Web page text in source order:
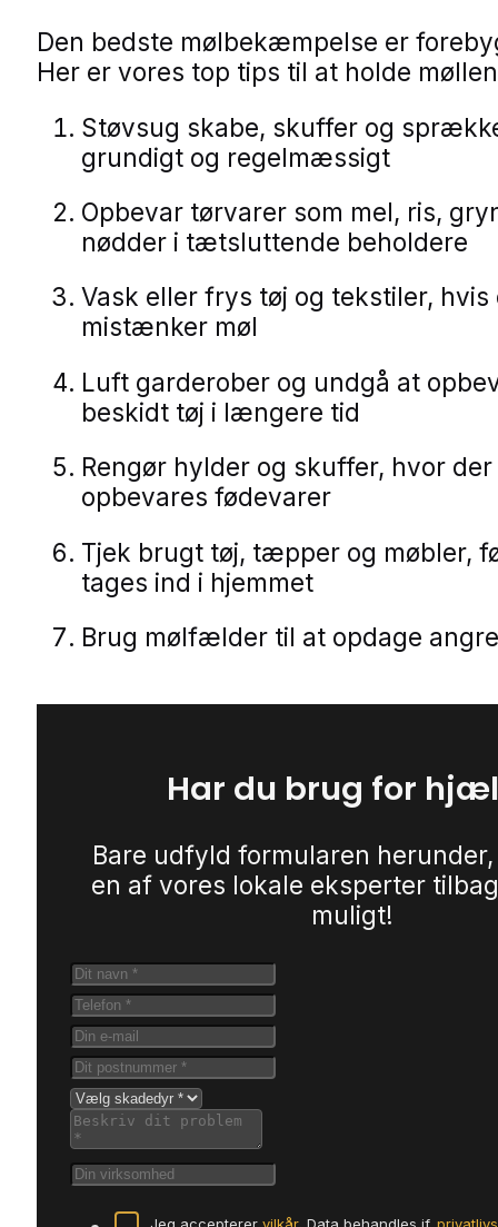
Den bedste mølbekæmpelse er
Her er vores top tips til at holde
Støvsug skabe, skuffer og
grundigt og regelmæssigt
Opbevar tørvarer som mel, ris,
nødder i tætsluttende beholdere
Vask eller frys tøj og tekstiler, hvis
mistænker møl
Luft garderober og undgå at
beskidt tøj i længere tid
Rengør hylder og skuffer, hvor der
opbevares fødevarer
Tjek brugt tøj, tæpper og møbler,
tages ind i hjemmet
Brug mølfælder til at opdage
Har du brug for
Bare udfyld formularen
en af vores lokale eksperter
muligt!
Jeg accepterer vilkår. Data behandles jf.